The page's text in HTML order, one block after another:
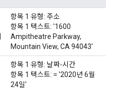
항목 1 유형: 주소
항목 1 텍스트: '1600
Ampitheatre Parkway,
Mountain View, CA 94043'
항목 1 유형: 날짜-시간
항목 1 텍스트: = '2020년 6월
24일'